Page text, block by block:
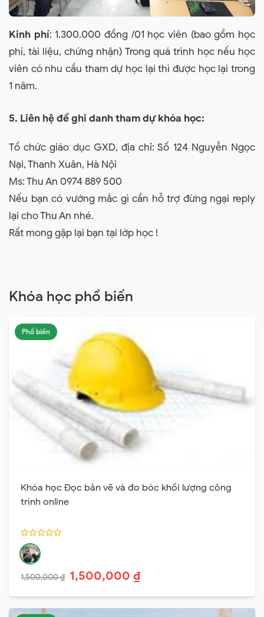
Kinh phí: 1.300.000 đồng /01 học viên (bao gồm học
phí, tài liệu, chứng nhận) Trong quá trình học nếu học
viên có nhu cầu tham dự học lại thì được học lại trong
1 năm.
5. Liên hệ để ghi danh tham dự khóa học:
Tổ chức giáo dục GXD, địa chỉ: Số 124 Nguyễn Ngọc
Nại, Thanh Xuân, Hà Nội
Ms: Thu An 0974 889 500
Nếu bạn có vướng mắc gì cần hỗ trợ đừng ngại reply
lại cho Thu An nhé.
Rất mong gặp lại bạn tại lớp học !
Khóa học phổ biến
Phổ biến
Khóa học Đọc bản vẽ và đo bóc khối lượng công
trình online
1,500,000 ₫ 1,500,000 ₫